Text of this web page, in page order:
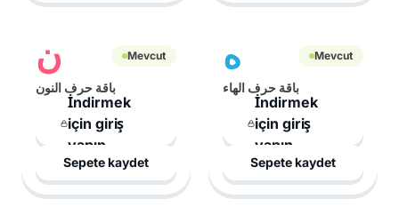
ن Mevcut
باقة حرف النون
İndirmek
için giriş
yapın
Sepete kaydet
ه Mevcut
باقة حرف الهاء
İndirmek
için giriş
yapın
Sepete kaydet